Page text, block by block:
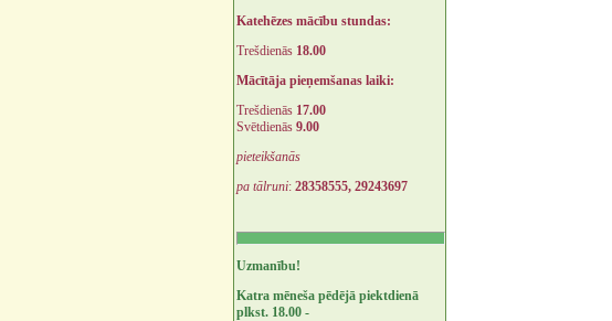
Katehēzes mācību stundas:
Trešdienās 18.00
Mācītāja pieņemšanas laiki:
Trešdienās 17.00
Svētdienās 9.00
pieteikšanās
pa tālruni: 28358555, 29243697
Uzmanību!
Katra mēneša pēdējā piektdienā
plkst. 18.00 -